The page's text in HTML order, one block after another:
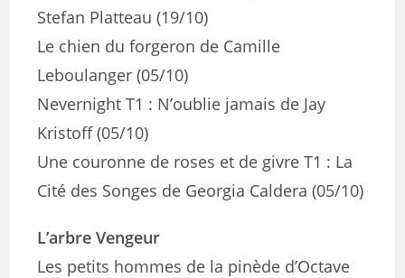
Stefan Platteau (19/10)
Le chien du forgeron de Camille
Leboulanger (05/10)
Nevernight T1 : N’oublie jamais de Jay
Kristoff (05/10)
Une couronne de roses et de givre T1 : La
Cité des Songes de Georgia Caldera (05/10)
L’arbre Vengeur
Les petits hommes de la pinède d’Octave